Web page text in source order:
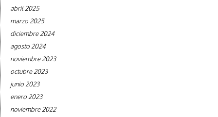
abril 2025
marzo 2025
diciembre 2024
agosto 2024
noviembre 2023
octubre 2023
junio 2023
enero 2023
noviembre 2022